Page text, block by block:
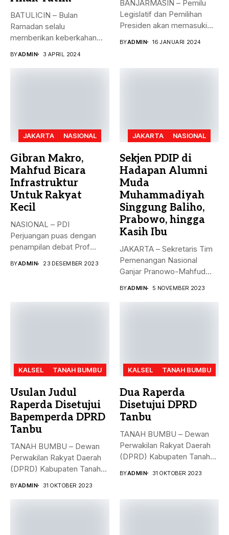
BATULICIN – Bulan
Ramadan selalu
memberikan keberkahan
BYADMIN 3 APRIL 2024
BANJARMASIN – Pemilu
Legislatif dan Pemilihan
Presiden akan memasuki
BYADMIN 16 JANUARI 2024
JAKARTA NASIONAL
Gibran Makro,
Mahfud Bicara
Infrastruktur
Untuk Rakyat
Kecil
NASIONAL – PDI
Perjuangan puas dengan
penampilan debat Prof
BYADMIN 23 DESEMBER 2023
JAKARTA NASIONAL
Sekjen PDIP di
Hadapan Alumni
Muda
Muhammadiyah
Singgung Baliho,
Prabowo, hingga
Kasih Ibu
JAKARTA – Sekretaris Tim
Pemenangan Nasional
Ganjar Pranowo-Mahfud
BYADMIN 5 NOVEMBER 2023
KALSEL TANAH BUMBU
Usulan Judul
Raperda Disetujui
Bapemperda DPRD
Tanbu
TANAH BUMBU – Dewan
Perwakilan Rakyat Daerah
(DPRD) Kabupaten Tanah
BYADMIN 31 OKTOBER 2023
KALSEL TANAH BUMBU
Dua Raperda
Disetujui DPRD
Tanbu
TANAH BUMBU – Dewan
Perwakilan Rakyat Daerah
(DPRD) Kabupaten Tanah
BYADMIN 31 OKTOBER 2023